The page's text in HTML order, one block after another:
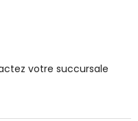
votre succursale